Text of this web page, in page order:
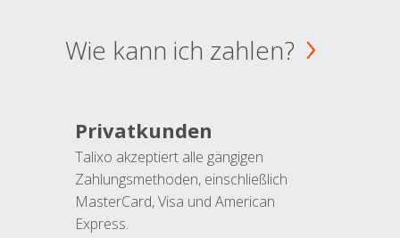
Wie kann ich zahlen?
Privatkunden
Talixo akzeptiert alle gängigen
Zahlungsmethoden, einschließlich
MasterCard, Visa und American
Express.